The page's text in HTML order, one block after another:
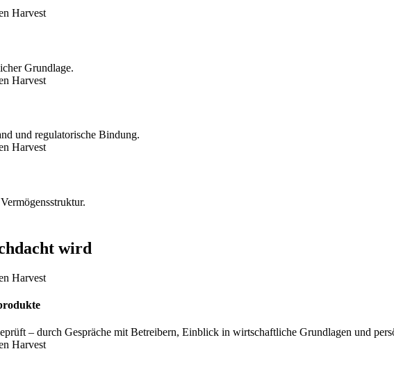
Grundlage.
und regulatorische Bindung.
wird
– durch Gespräche mit Betreibern, Einblick in wirtschaftliche Grundlagen und